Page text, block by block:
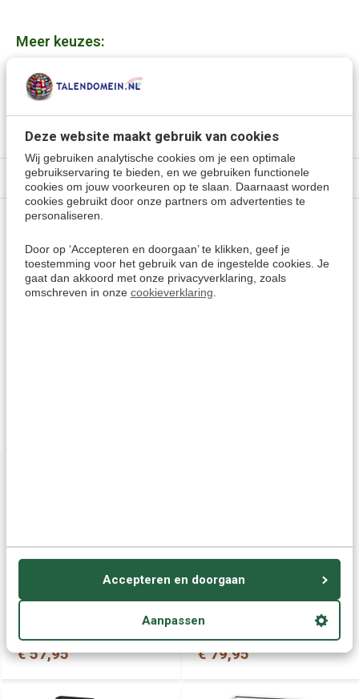
Deze website maakt gebruik van cookies
Wij gebruiken analytische cookies om je een optimale
gebruikservaring te bieden, en we gebruiken functionele
cookies om jouw voorkeuren op te slaan. Daarnaast worden
cookies gebruikt door onze partners om advertenties te
personaliseren.
Door op ‘Accepteren en doorgaan’ te klikken, geef je
toestemming voor het gebruik van de ingestelde cookies. Je
gaat dan akkoord met onze privacyverklaring, zoals
omschreven in onze cookieverklaring.
Accepteren en doorgaan
Aanpassen
Meer keuzes:
Kies een andere taal
Specificaties
Vraag het onze experts.
Grotere aantallen
- Complete cursus
€ 57,95
Ultimate Zwitsers-Duits
voor Beginners tot
€ 79,95